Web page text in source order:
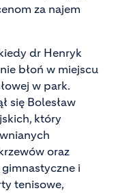
za najem
dr Henryk
błoń w miejscu
w park.
się Bolesław
który
oraz
i
tenisowe,